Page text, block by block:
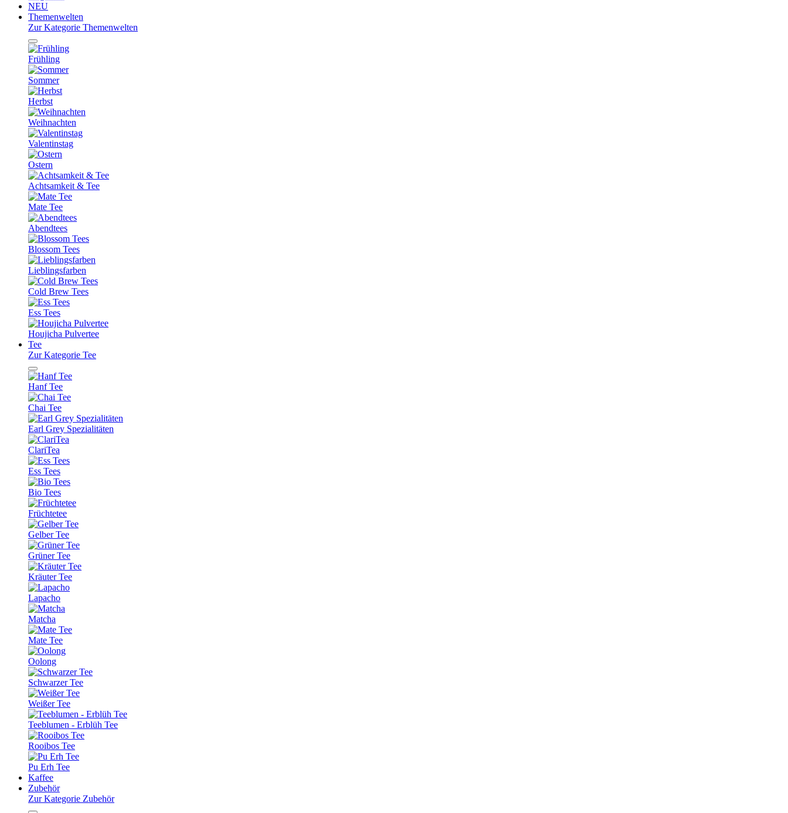
NEU
Themenwelten
Zur Kategorie Themenwelten
Frühling
Sommer
Herbst
Weihnachten
Valentinstag
Ostern
Achtsamkeit & Tee
Mate Tee
Abendtees
Blossom Tees
Lieblingsfarben
Cold Brew Tees
Ess Tees
Houjicha Pulvertee
Tee
Zur Kategorie Tee
Hanf Tee
Chai Tee
Earl Grey Spezialitäten
ClariTea
Ess Tees
Bio Tees
Früchtetee
Gelber Tee
Grüner Tee
Kräuter Tee
Lapacho
Matcha
Mate Tee
Oolong
Schwarzer Tee
Weißer Tee
Teeblumen - Erblüh Tee
Rooibos Tee
Pu Erh Tee
Kaffee
Zubehör
Zur Kategorie Zubehör